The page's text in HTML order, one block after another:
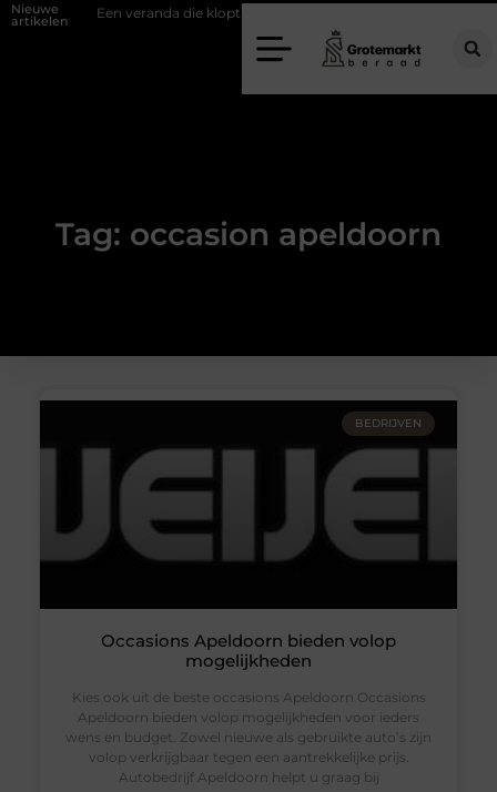
Nieuwe
artikelen Een veranda die klopt begint bij slimme keuzes
Tag: occasion apeldoorn
BEDRIJVEN
Occasions Apeldoorn bieden volop
mogelijkheden
Kies ook uit de beste occasions Apeldoorn Occasions
Apeldoorn bieden volop mogelijkheden voor ieders
wens en budget. Zowel nieuwe als gebruikte auto’s zijn
volop verkrijgbaar tegen een aantrekkelijke prijs.
Autobedrijf Apeldoorn helpt u graag bij